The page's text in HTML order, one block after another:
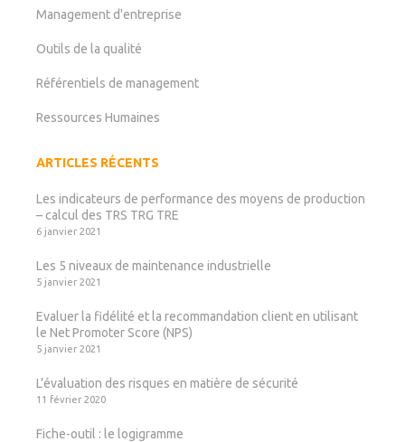
Management d'entreprise
Outils de la qualité
Référentiels de management
Ressources Humaines
ARTICLES RÉCENTS
Les indicateurs de performance des moyens de production
– calcul des TRS TRG TRE
6 janvier 2021
Les 5 niveaux de maintenance industrielle
5 janvier 2021
Evaluer la fidélité et la recommandation client en utilisant
le Net Promoter Score (NPS)
5 janvier 2021
L’évaluation des risques en matière de sécurité
11 février 2020
Fiche-outil : le logigramme